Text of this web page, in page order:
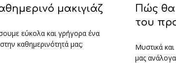
μακιγιάζ
εύκολα και γρήγορα ένα
καθημερινότητά μας;
Πώς θα
του
Μυστικά
μας